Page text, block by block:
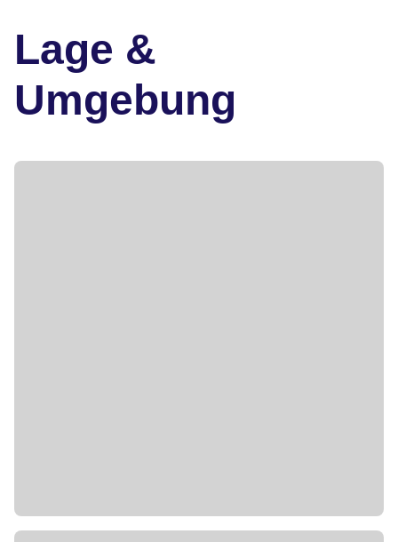
Lage &
Umgebung